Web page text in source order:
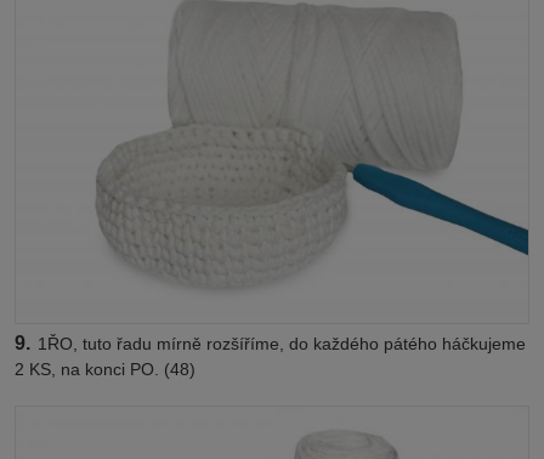
9. 1ŘO, tuto řadu mírně rozšíříme, do každého pátého háčkujeme
2 KS, na konci PO. (48)